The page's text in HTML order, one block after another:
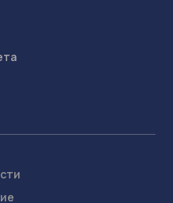
расчета